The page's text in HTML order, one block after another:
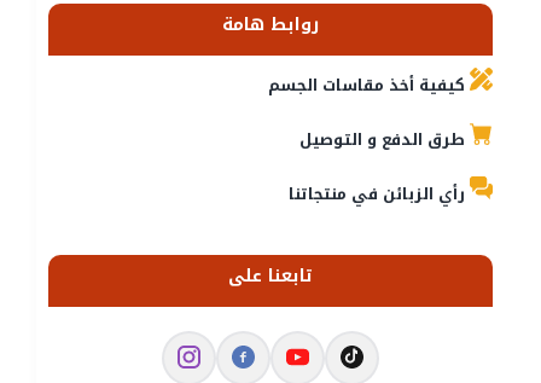
روابط هامة
كيفية أخذ مقاسات الجسم
طرق الدفع و التوصيل
رأي الزبائن في منتجاتنا
تابعنا على